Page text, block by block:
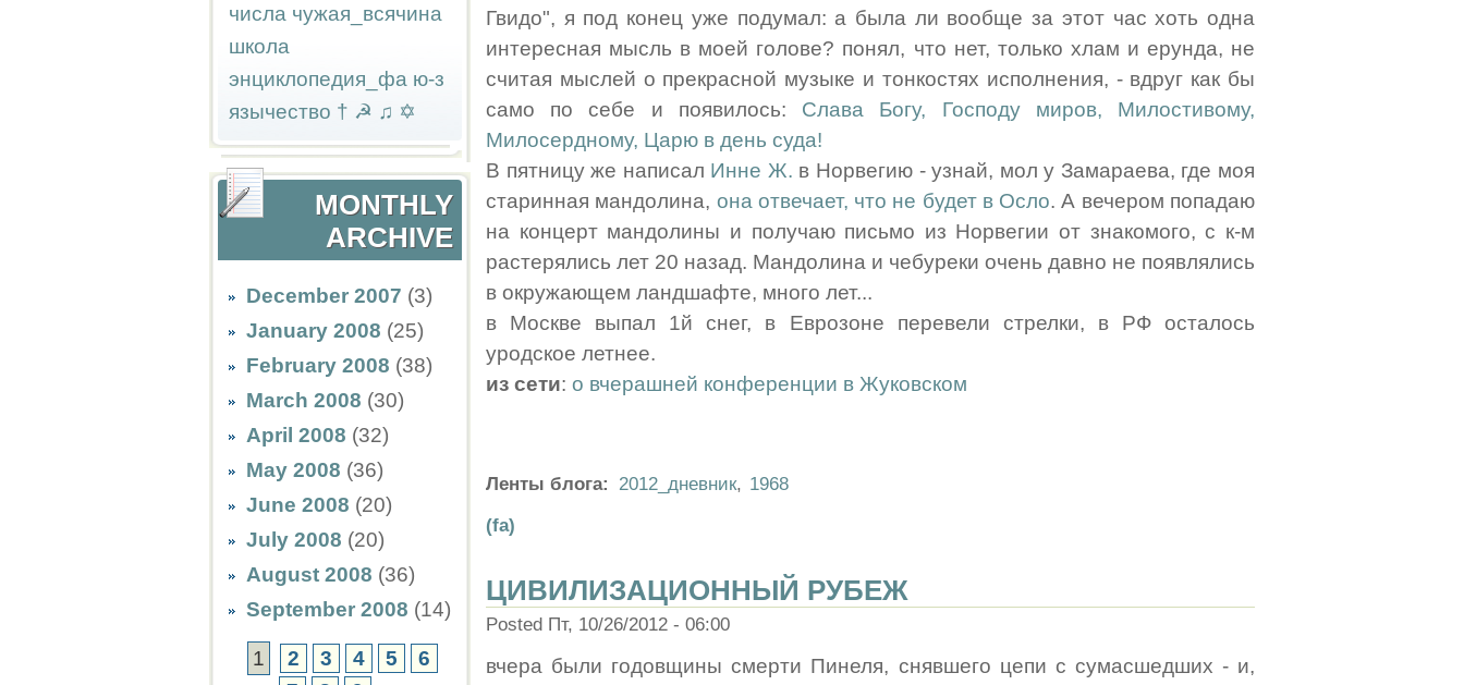
числа чужая_всячина
школа
энциклопедия_фа ю-з
язычество † ☭ ♫ ✡
MONTHLY
ARCHIVE
December 2007 (3)
January 2008 (25)
February 2008 (38)
March 2008 (30)
April 2008 (32)
May 2008 (36)
June 2008 (20)
July 2008 (20)
August 2008 (36)
September 2008 (14)
1 2 3 4 5
6
Гвидо", я под конец уже подумал: а была ли вообще за этот час хоть одна
интересная мысль в моей голове? понял, что нет, только хлам и ерунда, не
считая мыслей о прекрасной музыке и тонкостях исполнения, - вдруг как бы
само по себе и появилось: Слава Богу, Господу миров, Милостивому,
Милосердному, Царю в день суда!
В пятницу же написал Инне Ж. в Норвегию - узнай, мол у Замараева, где моя
старинная мандолина, она отвечает, что не будет в Осло. А вечером попадаю
на концерт мандолины и получаю письмо из Норвегии от знакомого, с к-м
растерялись лет 20 назад. Мандолина и чебуреки очень давно не появлялись
в окружающем ландшафте, много лет...
в Москве выпал 1й снег, в Еврозоне перевели стрелки, в РФ осталось
уродское летнее.
из сети: о вчерашней конференции в Жуковском
Ленты блога: 2012_дневник, 1968
(fa)
ЦИВИЛИЗАЦИОННЫЙ РУБЕЖ
Posted Пт, 10/26/2012 - 06:00
вчера были годовщины смерти Пинеля, снявшего цепи с сумасшедших - и,